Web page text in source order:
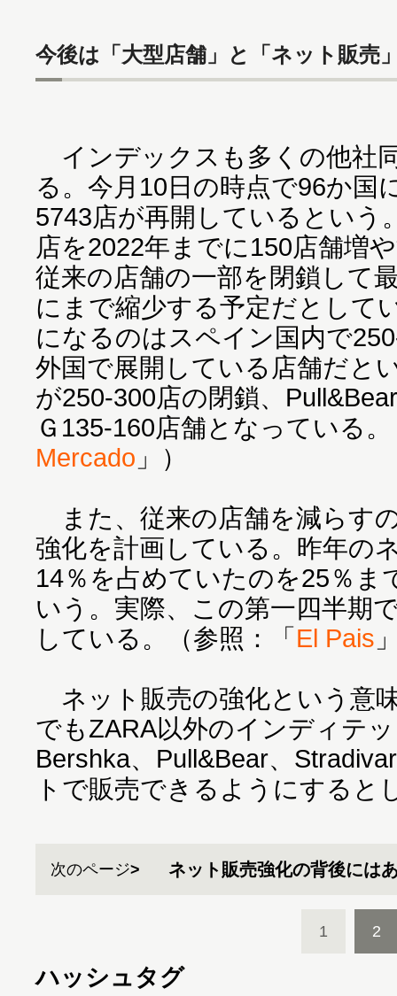
今後は「大型店舗」と「ネット販売
インデックスも多くの他社
る。今月10日の時点で96か国
5743店が再開しているという
店を2022年までに150店舗増
従来の店舗の一部を閉鎖して
にまで縮少する予定だとして
になるのはスペイン国内で
外国で展開している店舗だと
が250-300店の閉鎖、
Ｇ135-160店舗となっている
Mercado 」）
また、従来の店舗を減らす
強化を計画している。昨年の
14％を占めていたのを25％ま
いう。実際、この第一四半期
している。（参照：「El Pais
ネット販売の強化という意
でもZARA以外のインディテ
Bershka、Pull&Bear、
トで販売できるようにすると
次のページ ネット販売強化の背後には
1 2
ハッシュタグ